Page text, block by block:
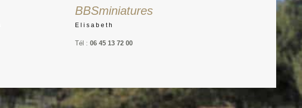
BBSminiatures
Elisabeth
Tél :06 45 13 72 00